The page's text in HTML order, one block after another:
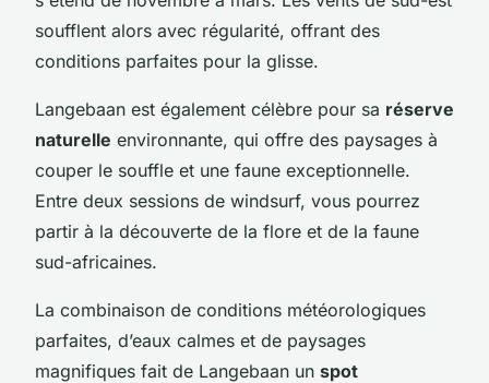
soufflent alors avec régularité, offrant des
conditions parfaites pour la glisse.
Langebaan est également célèbre pour sa réserve
naturelle environnante, qui offre des paysages à
couper le souffle et une faune exceptionnelle.
Entre deux sessions de windsurf, vous pourrez
partir à la découverte de la flore et de la faune
sud-africaines.
La combinaison de conditions météorologiques
parfaites, d’eaux calmes et de paysages
magnifiques fait de Langebaan un spot